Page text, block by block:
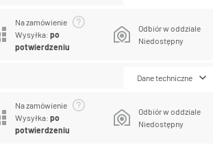
Na zamówienie
Wysyłka:po
potwierdzeniu
Odbiór w oddziale
Niedostępny
Dane techniczne
Na zamówienie
Wysyłka:po
potwierdzeniu
Odbiór w oddziale
Niedostępny